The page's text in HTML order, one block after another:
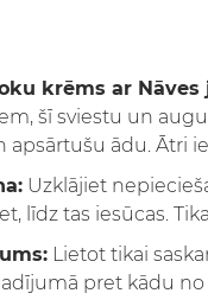
krēms ar
šī sviestu un
apsārtušu ādu. Ātri
Uzklājiet
līdz tas iesūcas.
Lietot tikai
pret kādu